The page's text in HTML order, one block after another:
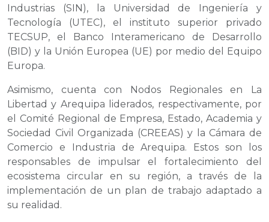
Industrias (SIN), la Universidad de Ingeniería y
Tecnología (UTEC), el instituto superior privado
TECSUP, el Banco Interamericano de Desarrollo
(BID) y la Unión Europea (UE) por medio del Equipo
Europa.
Asimismo, cuenta con Nodos Regionales en La
Libertad y Arequipa liderados, respectivamente, por
el Comité Regional de Empresa, Estado, Academia y
Sociedad Civil Organizada (CREEAS) y la Cámara de
Comercio e Industria de Arequipa. Estos son los
responsables de impulsar el fortalecimiento del
ecosistema circular en su región, a través de la
implementación de un plan de trabajo adaptado a
su realidad.